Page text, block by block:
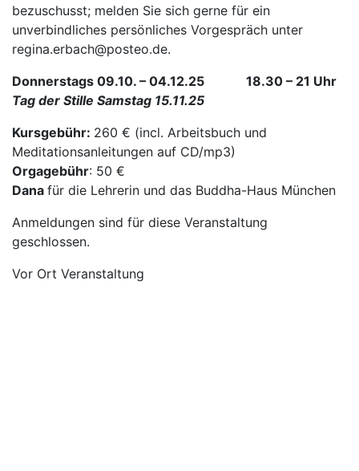
bezuschusst; melden Sie sich gerne für ein
unverbindliches persönliches Vorgespräch unter
regina.erbach@posteo.de.
Donnerstags 09.10. – 04.12.25 18.30 – 21 Uhr
Tag der Stille Samstag 15.11.25
Kursgebühr: 260 € (incl. Arbeitsbuch und
Meditationsanleitungen auf CD/mp3)
Orgagebühr: 50 €
Dana für die Lehrerin und das Buddha-Haus München
Anmeldungen sind für diese Veranstaltung
geschlossen.
Vor Ort Veranstaltung